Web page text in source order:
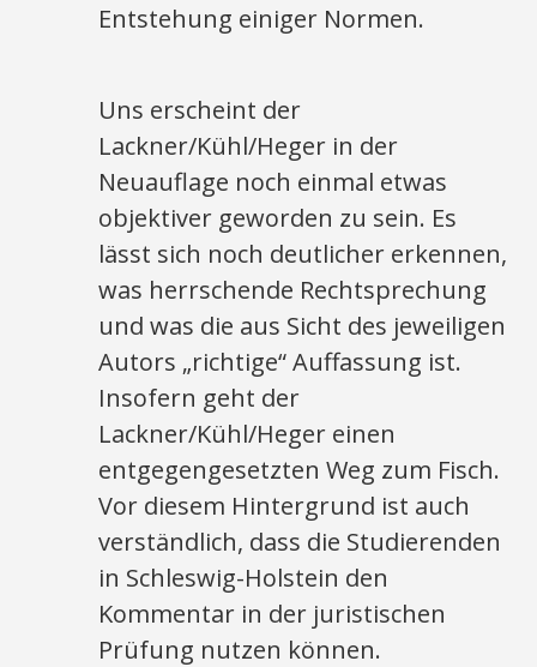
Entstehung einiger Normen.
Uns erscheint der
Lackner/Kühl/Heger in der
Neuauflage noch einmal etwas
objektiver geworden zu sein. Es
lässt sich noch deutlicher erkennen,
was herrschende Rechtsprechung
und was die aus Sicht des jeweiligen
Autors „richtige“ Auffassung ist.
Insofern geht der
Lackner/Kühl/Heger einen
entgegengesetzten Weg zum Fisch.
Vor diesem Hintergrund ist auch
verständlich, dass die Studierenden
in Schleswig-Holstein den
Kommentar in der juristischen
Prüfung nutzen können.